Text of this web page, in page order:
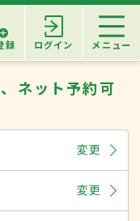
録 ログイン メニュー
ネット予約可
変更
変更